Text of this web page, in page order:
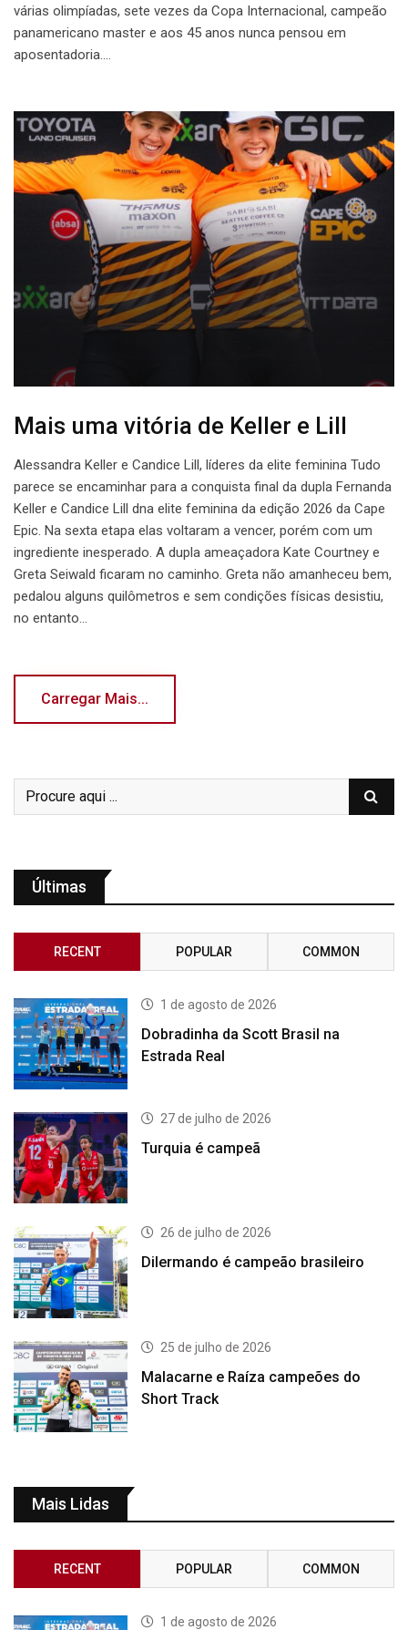
várias olimpíadas, sete vezes da Copa Internacional, campeão
panamericano master e aos 45 anos nunca pensou em
aposentadoria.…
Mais uma vitória de Keller e Lill
Alessandra Keller e Candice Lill, líderes da elite feminina Tudo
parece se encaminhar para a conquista final da dupla Fernanda
Keller e Candice Lill dna elite feminina da edição 2026 da Cape
Epic. Na sexta etapa elas voltaram a vencer, porém com um
ingrediente inesperado. A dupla ameaçadora Kate Courtney e
Greta Seiwald ficaram no caminho. Greta não amanheceu bem,
pedalou alguns quilômetros e sem condições físicas desistiu,
no entanto…
Carregar Mais...
Últimas
RECENT POPULAR COMMON
1 de agosto de 2026
Dobradinha da Scott Brasil na
Estrada Real
27 de julho de 2026
Turquia é campeã
26 de julho de 2026
Dilermando é campeão brasileiro
25 de julho de 2026
Malacarne e Raíza campeões do
Short Track
Mais Lidas
RECENT POPULAR COMMON
1 de agosto de 2026